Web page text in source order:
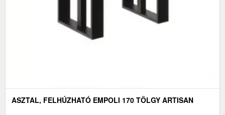
ASZTAL, FELHÚZHATÓ EMPOLI 170 TÖLGY ARTISAN